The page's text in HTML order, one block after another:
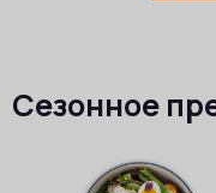
Сезонное